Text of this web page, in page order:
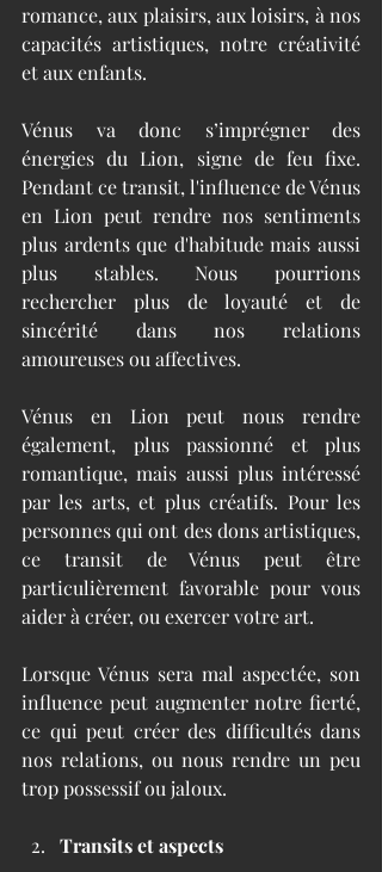
romance, aux plaisirs, aux loisirs, à nos
capacités artistiques, notre créativité
et aux enfants.
Vénus va donc s’imprégner des
énergies du Lion, signe de feu fixe.
Pendant ce transit, l'influence de Vénus
en Lion peut rendre nos sentiments
plus ardents que d'habitude mais aussi
plus stables. Nous pourrions
rechercher plus de loyauté et de
sincérité dans nos relations
amoureuses ou affectives.
Vénus en Lion peut nous rendre
également, plus passionné et plus
romantique, mais aussi plus intéressé
par les arts, et plus créatifs. Pour les
personnes qui ont des dons artistiques,
ce transit de Vénus peut être
particulièrement favorable pour vous
aider à créer, ou exercer votre art.
Lorsque Vénus sera mal aspectée, son
influence peut augmenter notre fierté,
ce qui peut créer des difficultés dans
nos relations, ou nous rendre un peu
trop possessif ou jaloux.
Transits et aspects